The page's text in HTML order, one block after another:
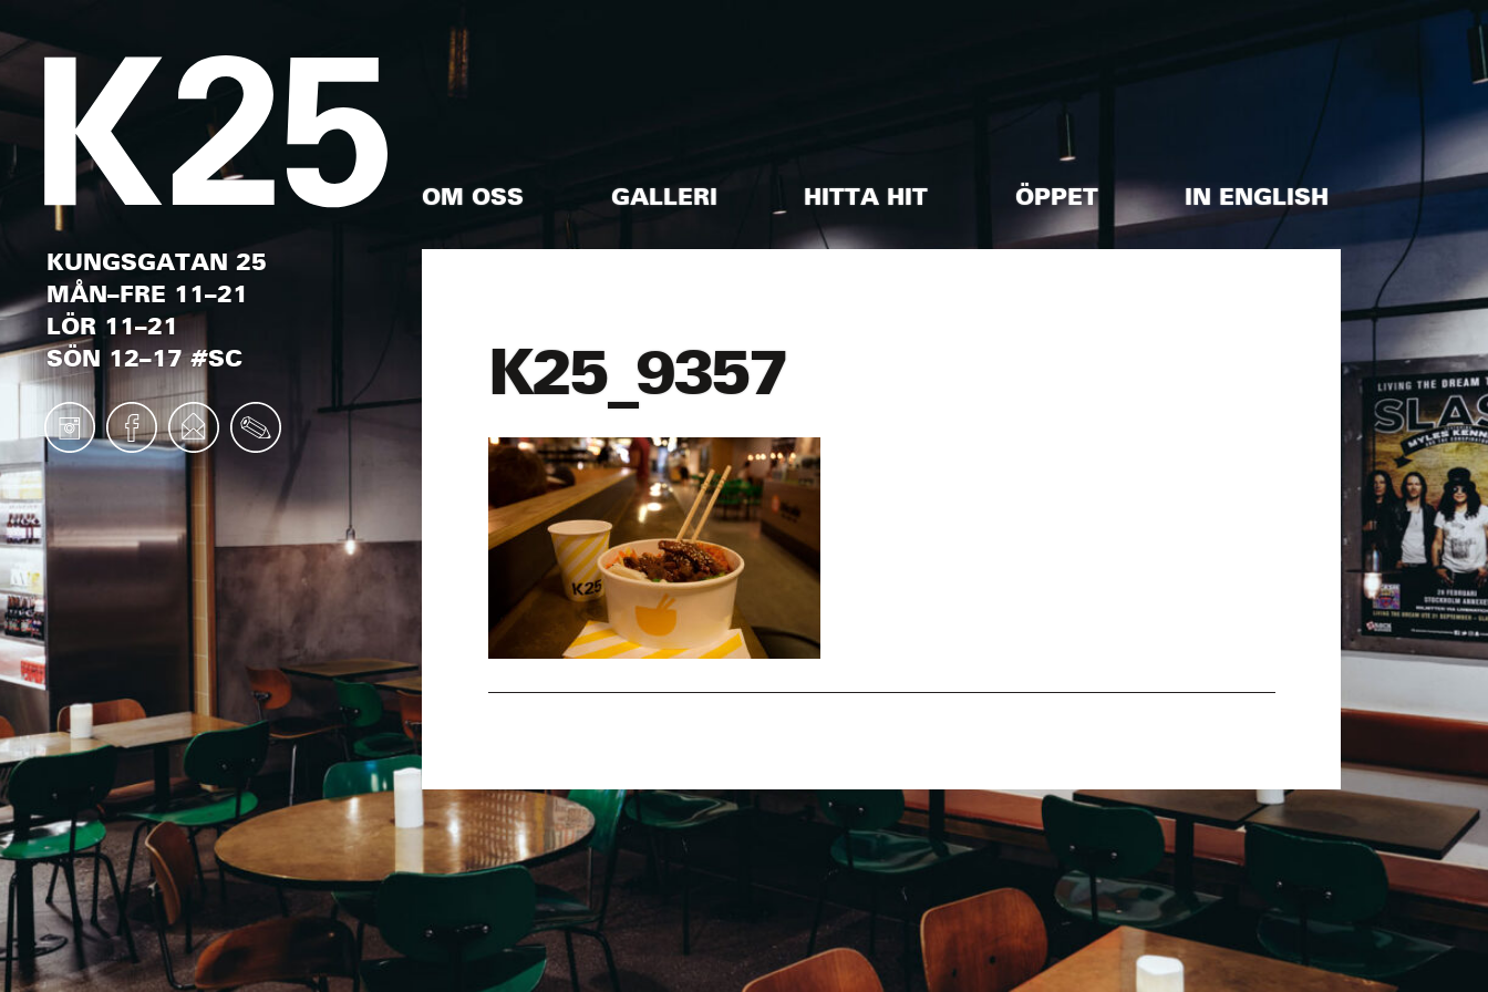
OM OSS GALLERI HITTA HIT ÖPPET IN ENGLISH
KUNGSGATAN 25
MÅN–FRE 11–21
LÖR 11–21
SÖN 12–17 #SC
K25_9357